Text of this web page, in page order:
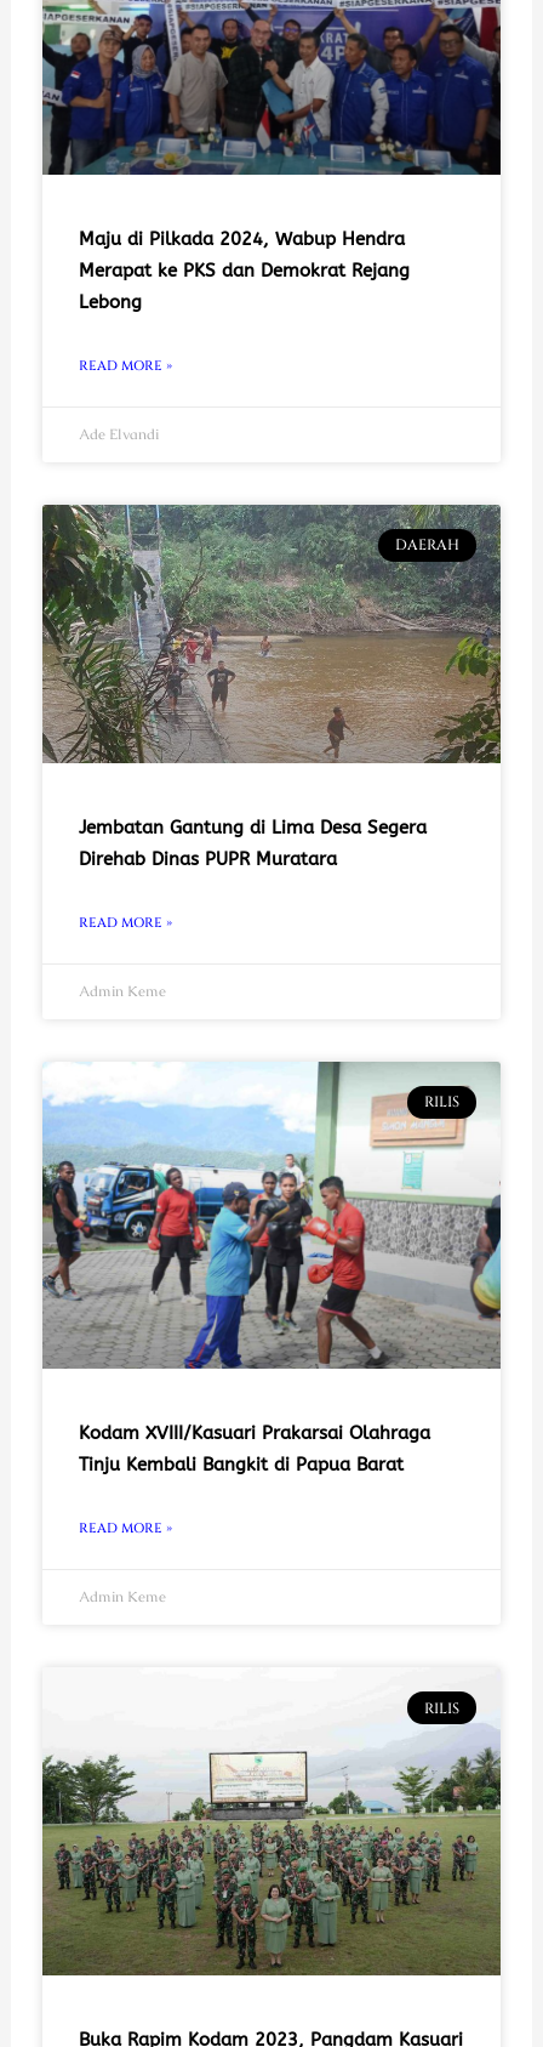
Maju di Pilkada 2024, Wabup Hendra
Merapat ke PKS dan Demokrat Rejang
Lebong
READ MORE »
Ade Elvandi
DAERAH
Jembatan Gantung di Lima Desa Segera
Direhab Dinas PUPR Muratara
READ MORE »
Admin Keme
RILIS
Kodam XVIII/Kasuari Prakarsai Olahraga
Tinju Kembali Bangkit di Papua Barat
READ MORE »
Admin Keme
RILIS
Buka Rapim Kodam 2023, Pangdam Kasuari